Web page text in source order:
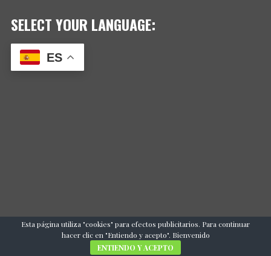
SELECT YOUR LANGUAGE:
ES
Esta página utiliza "cookies" para efectos publicitarios. Para continuar
hacer clic en "Entiendo y acepto". Bienvenido
ENTIENDO Y ACEPTO